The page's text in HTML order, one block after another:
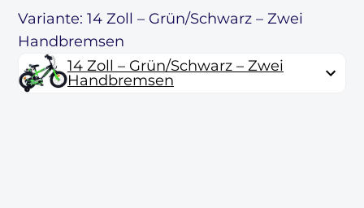
Variante: 14 Zoll – Grün/Schwarz – Zwei
Handbremsen
14 Zoll – Grün/Schwarz – Zwei
Handbremsen